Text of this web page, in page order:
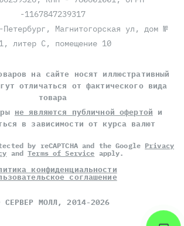
-1167847239317
Петербург, Магнитогорская ул, дом №
литер С, помещение 10
на сайте носят иллюстративный
отличаться от фактического вида
товара
не являются публичной офертой и
в зависимости от курса валют
by reCAPTCHA and the Google Privacy
andTerms of Service apply.
конфиденциальности
соглашение
СЕРВЕР МОЛЛ, 2014-2026